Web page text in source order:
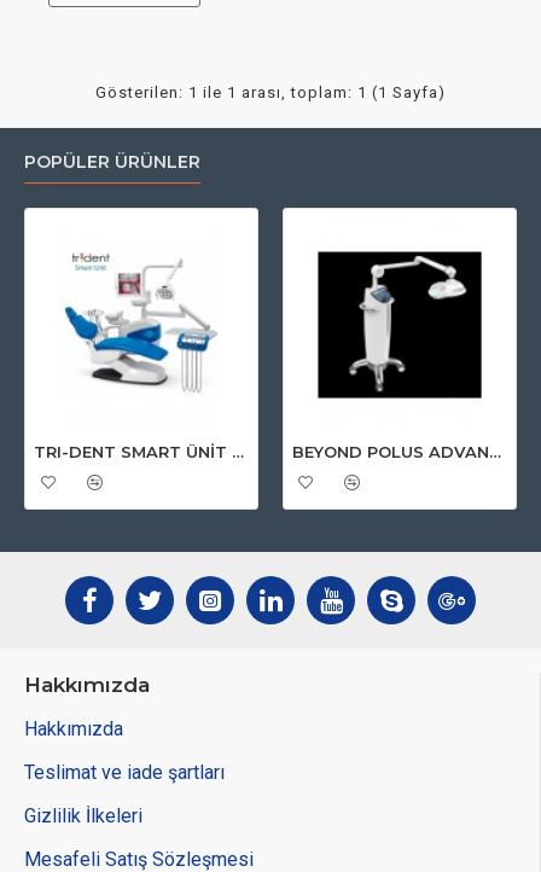
Gösterilen: 1 ile 1 arası, toplam: 1 (1 Sayfa)
POPÜLER ÜRÜNLER
TRI-DENT SMART ÜNİT ASKILI PNEUMATİK MODEL FULL BAŞLIKLI BEYOND POLUS ADVANCED BEYAZLATMA CİHAZI
Hakkımızda
Hakkımızda
Teslimat ve iade şartları
Gizlilik İlkeleri
Mesafeli Satış Sözleşmesi